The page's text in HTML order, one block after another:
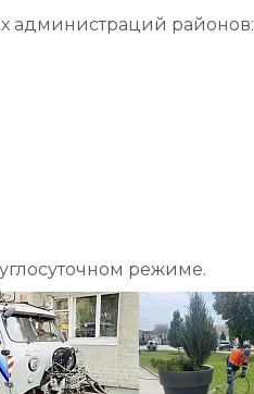
администраций районов:
режиме.